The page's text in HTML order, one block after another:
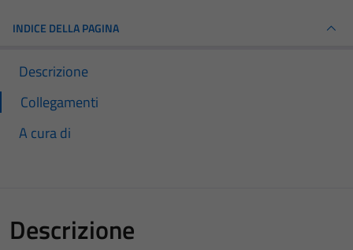
INDICE DELLA PAGINA
Descrizione
Collegamenti
A cura di
Descrizione